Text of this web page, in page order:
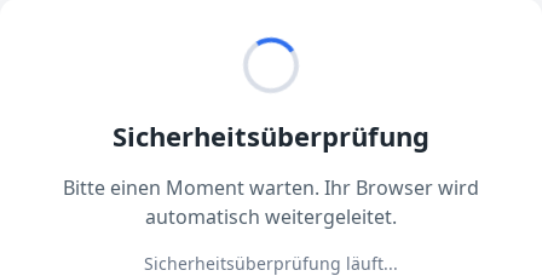
Sicherheitsüberprüfung
Bitte einen Moment warten. Ihr Browser wird
automatisch weitergeleitet.
Sicherheitsüberprüfung läuft...